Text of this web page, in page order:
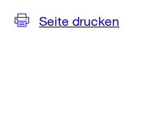
Seite drucken